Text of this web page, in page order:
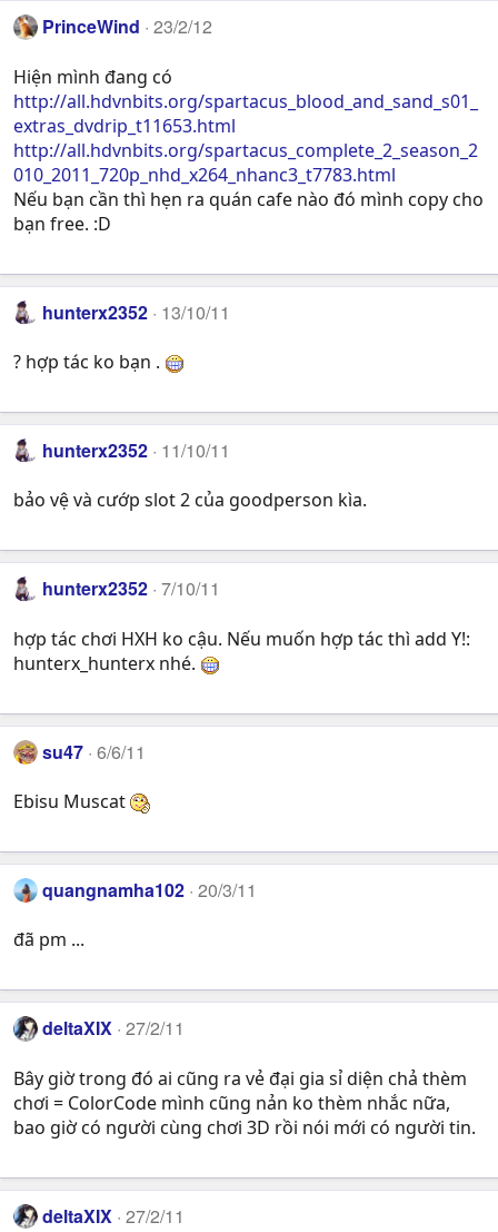
PrinceWind 23/2/12
Hiện mình đang có
http://all.hdvnbits.org/spartacus_blood_and_sand_s01_
extras_dvdrip_t11653.html
http://all.hdvnbits.org/spartacus_complete_2_season_2
010_2011_720p_nhd_x264_nhanc3_t7783.html
Nếu bạn cần thì hẹn ra quán cafe nào đó mình copy cho
bạn free. :D
hunterx2352 13/10/11
? hợp tác ko bạn .
hunterx2352 11/10/11
bảo vệ và cướp slot 2 của goodperson kìa.
hunterx2352 7/10/11
hợp tác chơi HXH ko cậu. Nếu muốn hợp tác thì add Y!:
hunterx_hunterx nhé.
su47 6/6/11
Ebisu Muscat
quangnamha102 20/3/11
đã pm ...
deltaXIX 27/2/11
Bây giờ trong đó ai cũng ra vẻ đại gia sỉ diện chả thèm
chơi = ColorCode mình cũng nản ko thèm nhắc nữa,
bao giờ có người cùng chơi 3D rồi nói mới có người tin.
deltaXIX 27/2/11